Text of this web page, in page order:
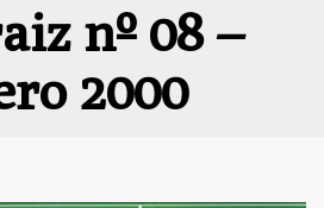
nº 08 –
2000